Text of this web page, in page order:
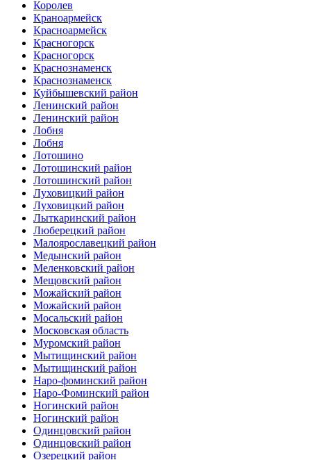
Королев
Краноармейск
Красноармейск
Красногорск
Красногорск
Краснознаменск
Краснознаменск
Куйбышевский район
Ленинский район
Ленинский район
Лобня
Лобня
Лотошино
Лотошинский район
Лотошинский район
Луховицкий район
Луховицкий район
Лыткаринский район
Люберецкий район
Малоярославецкий район
Медынский район
Меленковский район
Мещовский район
Можайский район
Можайский район
Мосальский район
Московская область
Муромский район
Мытищинский район
Мытищинский район
Наро-фоминский район
Наро-Фоминский район
Ногинский район
Ногинский район
Одинцовский район
Одинцовский район
Озерецкий район